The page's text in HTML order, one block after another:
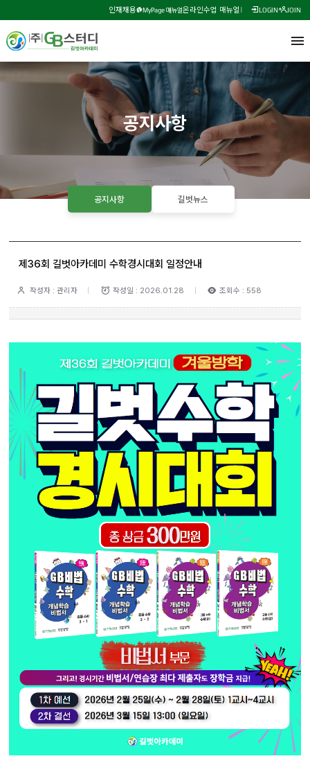
인재채용 MyPage 매뉴얼온라인수업 매뉴얼 LOGIN JOIN
공지사항
공지사항 길벗뉴스
제36회 길벗아카데미 수학경시대회 일정안내
작성자 : 관리자 작성일 : 2026.01.28 조회수 : 558